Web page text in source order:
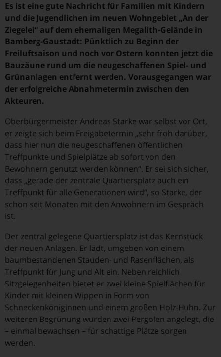
Es ist eine gute Nachricht für Familien mit Kindern
und die Jugendlichen im neuen Wohngebiet „An der
Ziegelei“ auf dem ehemaligen Megalith-Gelände in
Bamberg-Gaustadt: Pünktlich zu Beginn der
Freiluftsaison und noch vor Ostern konnten jetzt die
Bauzäune rund um die neugeschaffenen Spiel- und
Grünanlagen entfernt werden. Vorausgegangen war
der erfolgreiche Abnahmetermin zwischen den
Akteuren.
Oberbürgermeister Andreas Starke war selbst vor Ort,
er zeigte sich beim Freigabetermin „sehr froh darüber,
dass hier nun die neugeschaffenen öffentlichen
Treffpunkte und Spielplätze ab sofort von den
Bewohnern genutzt werden können“. Er sei sich sicher,
dass „gerade der zentrale Quartiersplatz auch ein
Treffpunkt für alle Generationen wird“, so Starke, der
schon seit Monaten mit den Anwohnern im Gespräch
ist.
Der zentral gelegene Quartiersplatz ist das Kernstück
der neuen Anlagen. Er lädt, umgeben von einem
baumbestandenen Stauden- und Rasenflächen, als
Treffpunkt für Jung und Alt ein. Neben reichlich
Sitzgelegenheiten bietet er zwei kleine Spielflächen für
Kinder mit kleinen Wippen in Form von
Schneckenköniginnen und einem großen Holz-Huhn. Zur
weiteren Begrünung wurden zwei Pergolen angelegt, die
– einmal bewachsen – für schattige Plätze sorgen
werden.